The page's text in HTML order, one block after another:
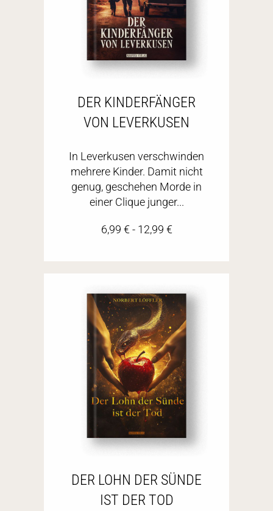
DER KINDERFÄNGER
VON LEVERKUSEN
In Leverkusen verschwinden
mehrere Kinder. Damit nicht
genug, geschehen Morde in
einer Clique junger...
6,99 € - 12,99 €
DER LOHN DER SÜNDE
IST DER TOD